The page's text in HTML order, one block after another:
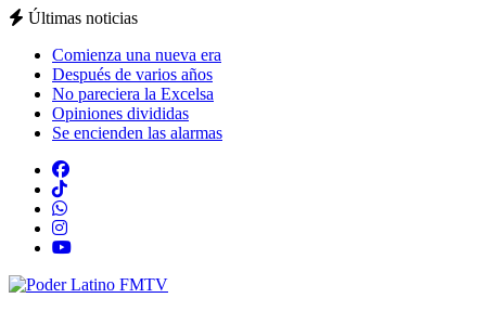
Últimas noticias
Comienza una nueva era
Después de varios años
No pareciera la Excelsa
Opiniones divididas
Se encienden las alarmas